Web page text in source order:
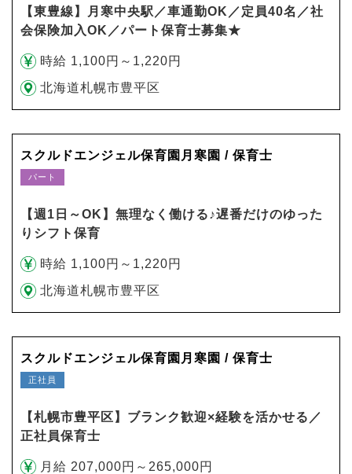
【東豊線】月寒中央駅／車通勤OK／定員40名／社
会保険加入OK／パート保育士募集★
時給 1,100円～1,220円
北海道札幌市豊平区
スクルドエンジェル保育園月寒園 / 保育士
パート
【週1日～OK】無理なく働ける♪遅番だけのゆった
りシフト保育
時給 1,100円～1,220円
北海道札幌市豊平区
スクルドエンジェル保育園月寒園 / 保育士
正社員
【札幌市豊平区】ブランク歓迎×経験を活かせる／
正社員保育士
月給 207,000円～265,000円